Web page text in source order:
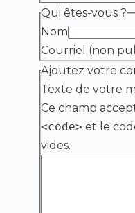
Qui êtes-vous ?
Nom
Courriel (non
Ajoutez votre
Texte de votre
Ce champ
<code> et le
vides.